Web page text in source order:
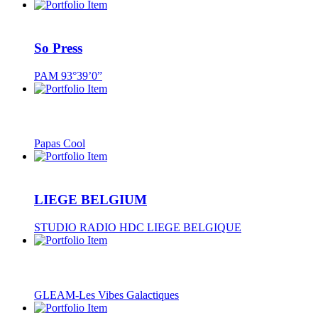
So Press
PAM 93°39’0”
Papas Cool
LIEGE BELGIUM
STUDIO RADIO HDC LIEGE BELGIQUE
GLEAM-Les Vibes Galactiques